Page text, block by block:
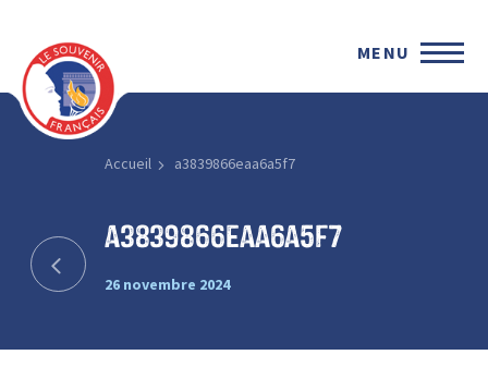
MENU
Accueil a3839866eaa6a5f7
a3839866eaa6a5f7
26 novembre 2024